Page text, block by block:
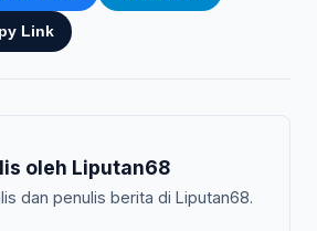
Link
oleh Liputan68
dan penulis berita di Liputan68.